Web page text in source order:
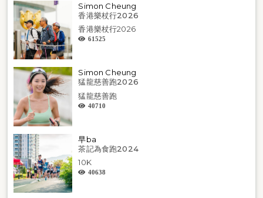
Simon Cheung
香港樂杖行2026
香港樂杖行2026
61525
Simon Cheung
猛龍慈善跑2026
猛龍慈善跑
40710
早ba
茶記為食跑2024
10K
40638